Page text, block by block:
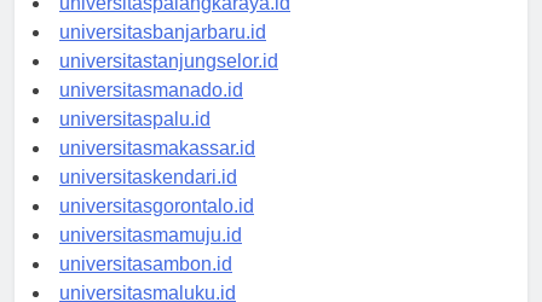
universitaspalangkaraya.id
universitasbanjarbaru.id
universitastanjungselor.id
universitasmanado.id
universitaspalu.id
universitasmakassar.id
universitaskendari.id
universitasgorontalo.id
universitasmamuju.id
universitasambon.id